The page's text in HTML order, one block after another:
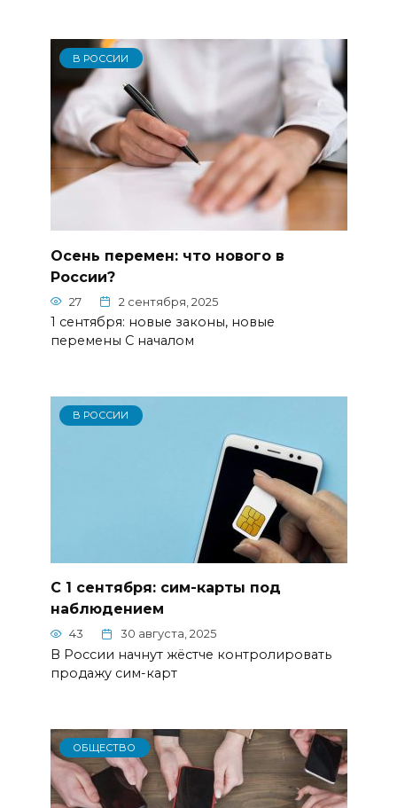
В РОССИИ
Осень перемен: что нового в
России?
27 2 сентября, 2025
1 сентября: новые законы, новые
перемены С началом
В РОССИИ
С 1 сентября: сим-карты под
наблюдением
43 30 августа, 2025
В России начнут жёстче контролировать
продажу сим-карт
ОБЩЕСТВО